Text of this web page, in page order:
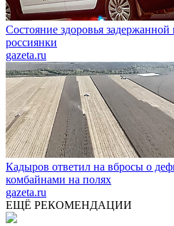
Состояние здоровья
россиянки
gazeta.ru
Кадыров ответил на вбросы о
комбайнами на полях
gazeta.ru
ЕЩЁ РЕКОМЕНДАЦИИ